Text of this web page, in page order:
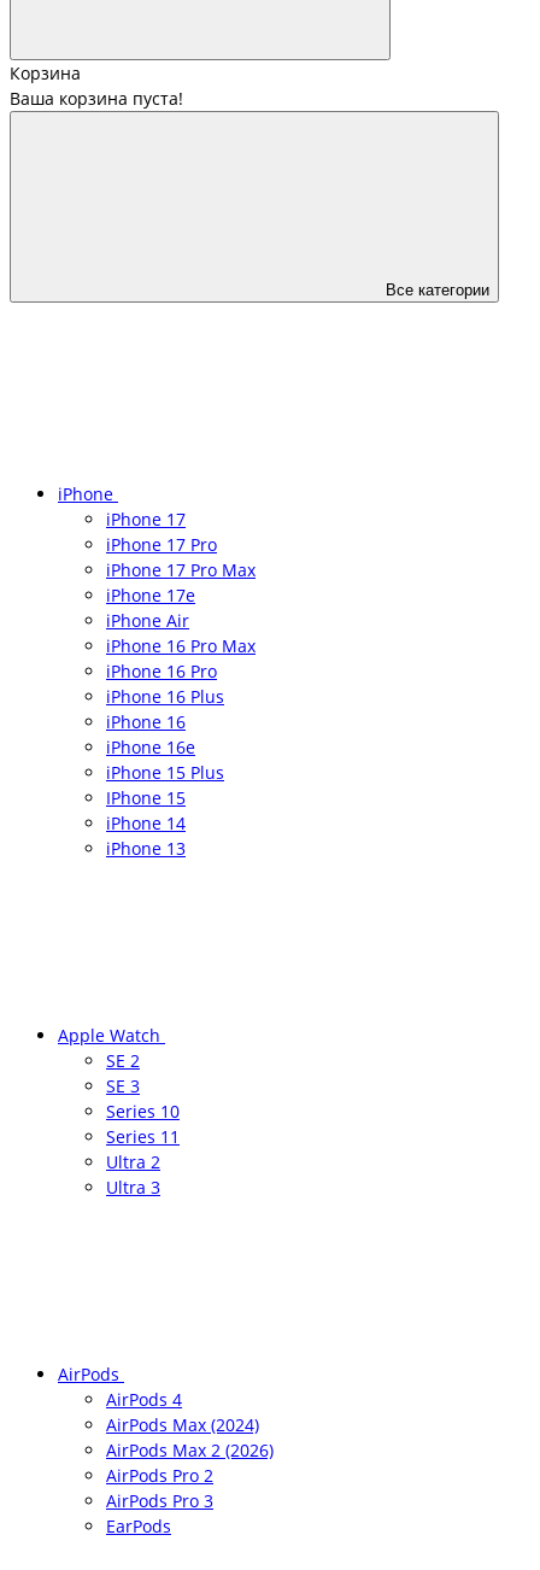
Корзина
Ваша корзина пуста!
Все категории
iPhone
iPhone 17
iPhone 17 Pro
iPhone 17 Pro Max
iPhone 17e
iPhone Air
iPhone 16 Pro Max
iPhone 16 Pro
iPhone 16 Plus
iPhone 16
iPhone 16e
iPhone 15 Plus
IPhone 15
iPhone 14
iPhone 13
Apple Watch
SE 2
SE 3
Series 10
Series 11
Ultra 2
Ultra 3
AirPods
AirPods 4
AirPods Max (2024)
AirPods Max 2 (2026)
AirPods Pro 2
AirPods Pro 3
EarPods